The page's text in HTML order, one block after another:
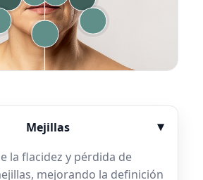
Mejillas
la flacidez y pérdida de
mejorando la definición